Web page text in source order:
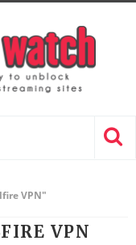
VPN"
VPN